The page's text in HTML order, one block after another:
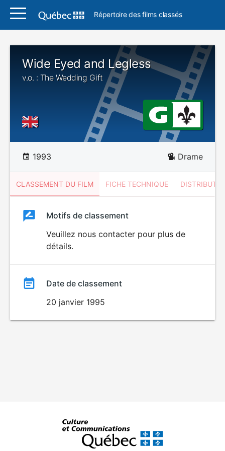
Répertoire des films classés
Wide Eyed and Legless
v.o. : The Wedding Gift
1993 Drame
CLASSEMENT DU FILM FICHE TECHNIQUE
ClassementClassement
Motifs de classement
Veuillez nous contacter pour plus de
détails.
Date de classement
20 janvier 1995